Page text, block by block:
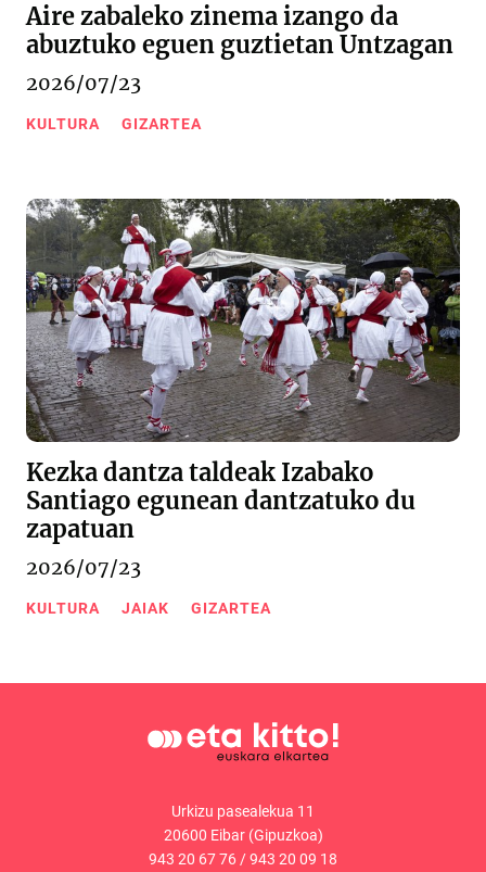
Aire zabaleko zinema izango da
abuztuko eguen guztietan Untzagan
2026/07/23
KULTURA GIZARTEA
Kezka dantza taldeak Izabako
Santiago egunean dantzatuko du
zapatuan
2026/07/23
KULTURA JAIAK GIZARTEA
Urkizu pasealekua 11
20600 Eibar (Gipuzkoa)
943 20 67 76 /943 20 09 18